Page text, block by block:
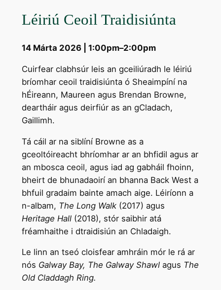
Léiriú Ceoil Traidisiúnta
14 Márta 2026 | 1:00pm–2:00pm
Cuirfear clabhsúr leis an gceiliúradh le léiriú
bríomhar ceoil traidisiúnta ó Sheaimpíní na
hÉireann, Maureen agus Brendan Browne,
deartháir agus deirfiúr as an gCladach,
Gaillimh.
Tá cáil ar na siblíní Browne as a
gceoltóireacht bhríomhar ar an bhfidil agus ar
an mbosca ceoil, agus iad ag gabháil fhoinn,
bheirt de bhunadaoirí an bhanna Back West a
bhfuil gradaim bainte amach aige. Léiríonn a
n-albam, The Long Walk (2017) agus
Heritage Hall (2018), stór saibhir atá
fréamhaithe i dtraidisiún an Chladaigh.
Le linn an tseó cloisfear amhráin mór le rá ar
nós Galway Bay, The Galway Shawl agus The
Old Claddagh Ring.